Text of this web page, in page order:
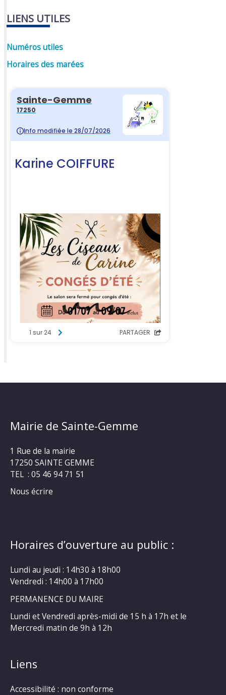
LIENS UTILES
Numéros utiles
Horaires des marées
Mairie de Sainte-Gemme
1 Rue de la mairie
17250 SAINTE GEMME
TEL : 05 46 94 71 51
Nous écrire
Horaires d’ouverture au public :
Lundi au jeudi : 14h30 à 18h00
Vendredi : 14h00 à 17h00
PERMANENCE DU MAIRE
Lundi et Vendredi après-midi de 15 h à 17h et le
Mercredi matin de 9h à 12h
Liens
Accessibilité : non conforme